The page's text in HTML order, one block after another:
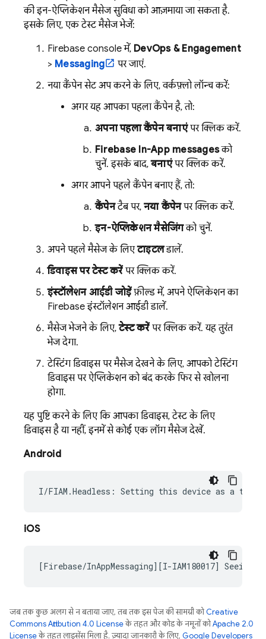
की इन-ऐप्लिकेशन मैसेज सुविधा को आज़माया जा सकता है.
इसके लिए, एक टेस्ट मैसेज भेजें:
Firebase console में, DevOps & Engagement
> Messaging
पर जाएं.
नया कैंपेन सेट अप करने के लिए, वर्कफ़्लो लॉन्च करें:
अगर यह आपका पहला कैंपेन है, तो:
अपना पहला कैंपेन बनाएंपर क्लिक करें.
Firebase In-App messagesको
चुनें. इसके बाद,बनाएंपर क्लिक करें.
अगर आपने पहले कैंपेन बनाए हैं, तो:
कैंपेनटैब पर, नया कैंपेनपर क्लिक करें.
इन-ऐप्लिकेशन मैसेजिंगको चुनें.
अपने पहले मैसेज के लिएटाइटलडालें.
डिवाइस पर टेस्ट करेंपर क्लिक करें.
इंस्टॉलेशन आईडी जोड़ेंफ़ील्ड में, अपने ऐप्लिकेशन का
Firebase इंस्टॉलेशन आईडी डालें.
मैसेज भेजने के लिए,टेस्ट करेंपर क्लिक करें. यह तुरंत
भेज देगा.
टेस्टिंग डिवाइस पर मैसेज देखने के लिए, आपको टेस्टिंग
डिवाइस पर ऐप्लिकेशन को बंद करके फिर से खोलना
होगा.
यह पुष्टि करने के लिए कि आपका डिवाइस, टेस्ट के लिए
डिवाइस है या नहीं, इनमें से कोई एक लॉग मैसेज देखें.
Android
iOS
जब तक कुछ अलग से न बताया जाए, तब तक इस पेज की सामग्री कोCreative
Commons Attribution 4.0 Licenseके तहत और कोड के नमूनों कोApache 2.0
Licenseके तहत लाइसेंस मिला है. ज़्यादा जानकारी के लिए, Google Developers